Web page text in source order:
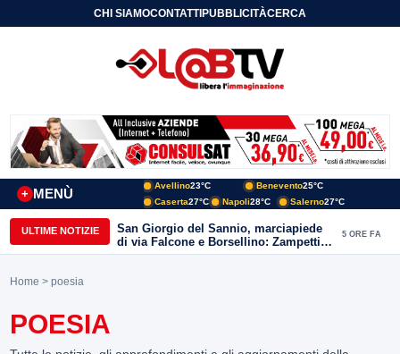
CHI SIAMOCONTATTIPUBBLICITÀCERCA
MENÙ
+
Avellino23°C Benevento25°C
Caserta27°C Napoli28°C Salerno27°C
ULTIME NOTIZIE
San Giorgio del Sannio, marciapiede
di via Falcone e Borsellino: Zampetti e
Lombardi replicano alle polemiche
5 ORE FA
Home > poesia
POESIA